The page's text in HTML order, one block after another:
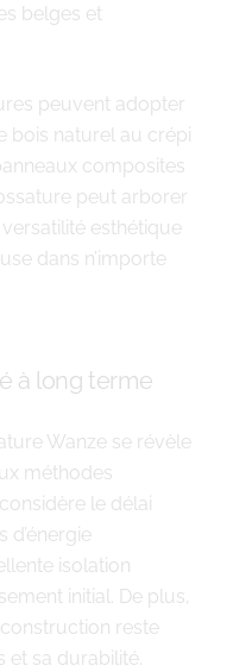
belges et
peuvent adopter
bois naturel au crépi
composites
peut arborer
esthétique
dans n’importe
à long terme
Wanze se révèle
méthodes
le délai
d’énergie
isolation
initial. De plus,
reste
et sa durabilité.